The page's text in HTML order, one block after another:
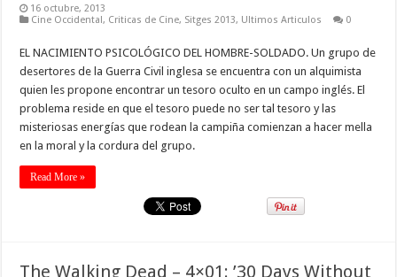
16 octubre, 2013
Cine Occidental, Criticas de Cine, Sitges 2013, Ultimos Articulos 0
EL NACIMIENTO PSICOLÓGICO DEL HOMBRE-SOLDADO. Un grupo de
desertores de la Guerra Civil inglesa se encuentra con un alquimista
quien les propone encontrar un tesoro oculto en un campo inglés. El
problema reside en que el tesoro puede no ser tal tesoro y las
misteriosas energías que rodean la campiña comienzan a hacer mella
en la moral y la cordura del grupo.
Read More »
The Walking Dead – 4×01: ’30 Days Without